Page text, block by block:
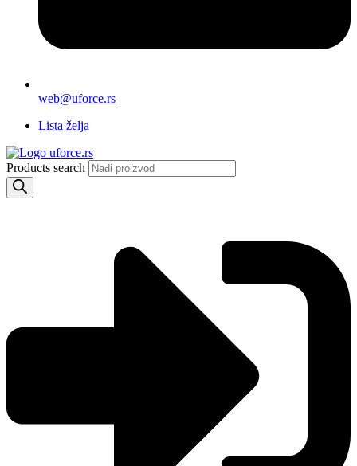
web@uforce.rs
Lista želja
Products search